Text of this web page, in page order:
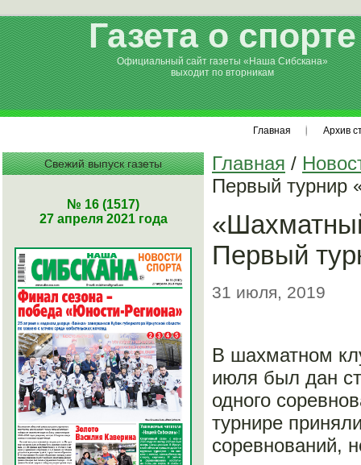
Газета о спорте
Официальный сайт газеты «Наша Сибскана»
выходит по вторникам
Главная Архив
Свежий выпуск газеты
№ 16 (1517)
27 апреля 2021 года
Главная /
Первый турнир
Первый
31 июля, 2019
В шахматном
июля был дан
одного
турнире
соревнований,